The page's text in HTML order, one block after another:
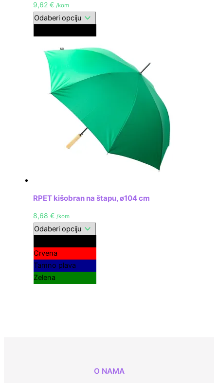
9,62 € /kom
RPET kišobran na štapu, ø104 cm
8,68 € /kom
Crvena
Tamno plava
Zelena
O NAMA